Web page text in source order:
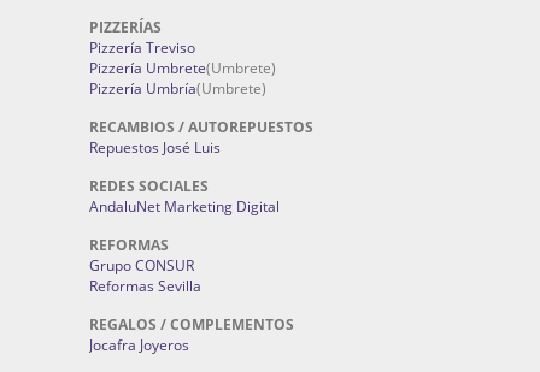
PIZZERÍAS
Pizzería Treviso
Pizzería Umbrete(Umbrete)
Pizzería Umbría(Umbrete)
RECAMBIOS / AUTOREPUESTOS
Repuestos José Luis
REDES SOCIALES
AndaluNet Marketing Digital
REFORMAS
Grupo CONSUR
Reformas Sevilla
REGALOS / COMPLEMENTOS
Jocafra Joyeros